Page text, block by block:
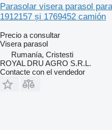
Parasolar visera parasol
1912157 și 1769452 camión
Precio a consultar
Visera parasol
Rumanía, Cristesti
ROYAL DRU AGRO S.R.L.
Contacte con el vendedor